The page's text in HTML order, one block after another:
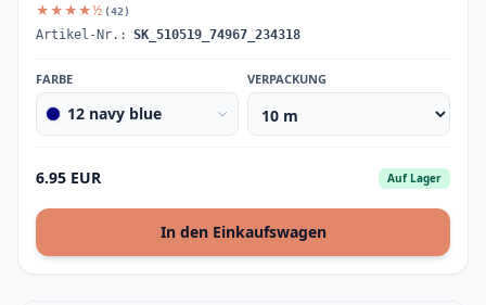
★★★★½ (42)
Artikel-Nr.: SK_510519_74967_234318
FARBE
12 navy blue
VERPACKUNG
6.95 EUR Auf Lager
In den Einkaufswagen